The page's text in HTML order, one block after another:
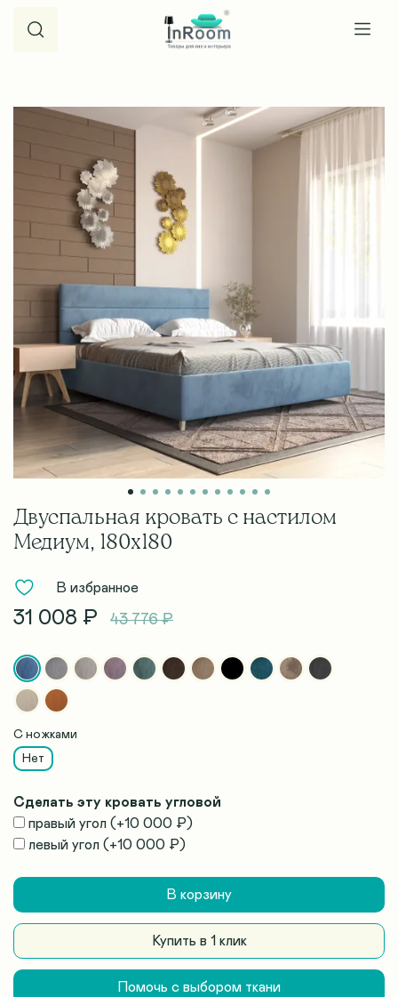
Двуспальная кровать с настилом
Медиум, 180х180
В избранное
31 008 ₽ 43 776 ₽
С ножками
Нет
Сделать эту кровать угловой
правый угол (+10 000 ₽)
левый угол (+10 000 ₽)
В корзину
Купить в 1 клик
Помочь с выбором ткани